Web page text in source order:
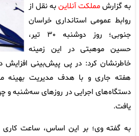
به گزارشمملکت آنلاینبه نقل از
روابط عمومی استانداری خراسان
جنوبی؛ روز دوشنبه ۳۰ تیر،
حسین موهبتی در این زمینه
خاطرنشان کرد: در پی پیش‌بینی افزایش
هفته جاری و با هدف مدیریت بهینه
دستگاه‌های اجرایی در روزهای سه‌شنبه و
یافت.
به گفته وی؛ بر این اساس، ساعت کاری